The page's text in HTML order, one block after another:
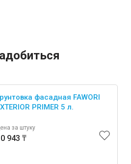
фасадная FAWORI
PRIMER 5 л.
за штуку
943 ₸